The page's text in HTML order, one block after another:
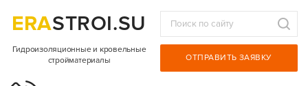
ERASTROI.SU
Гидроизоляционные и кровельные
стройматериалы
ОТПРАВИТЬ ЗАЯВКУ